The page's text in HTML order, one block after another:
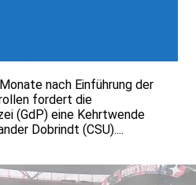
nach Einführung der
fordert die
(GdP) eine Kehrtwende
Dobrindt (CSU)....